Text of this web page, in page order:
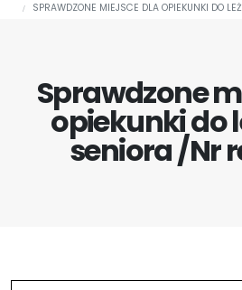
SPRAWDZONE MIEJSCE DLA OPIEKUNKI DO
Sprawdzone
opiekunki do
seniora /Nr